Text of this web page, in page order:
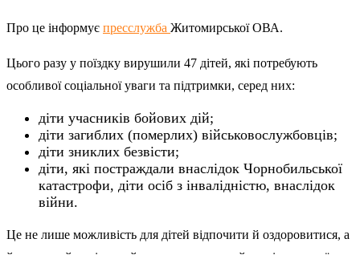
Про це інформує пресслужба Житомирської ОВА.
Цього разу у поїздку вирушили 47 дітей, які потребують
особливої соціальної уваги та підтримки, серед них:
діти учасників бойових дій;
діти загиблих (померлих) військовослужбовців;
діти зниклих безвісти;
діти, які постраждали внаслідок Чорнобильської
катастрофи, діти осіб з інвалідністю, внаслідок
війни.
Це не лише можливість для дітей відпочити й оздоровитися, а